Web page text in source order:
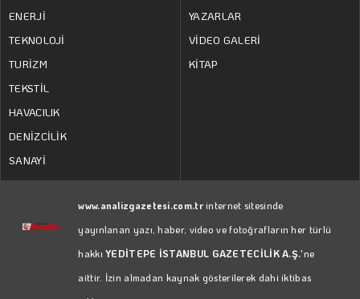
ENERJİ
TEKNOLOJİ
TURİZM
TEKSTİL
HAVACILIK
DENİZCİLİK
SANAYİ
YAZARLAR
VİDEO GALERİ
KİTAP
www.analizgazetesi.com.trinternet sitesinde
yayınlanan yazı, haber, video ve fotoğrafların her türlü
hakkıYEDİTEPE İSTANBUL GAZETECİLİK A.Ş.'ne
aittir. İzin almadan kaynak gösterilerek dahi iktibas